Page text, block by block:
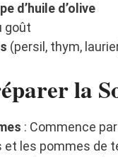
d’huile d’olive
goût
(persil, thym,
la
: Commence
et les pommes de